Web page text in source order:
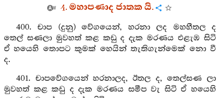
4. මහාපණාද ජාතක යි.
400. චාප (දුනු) වේගයෙන්, හරනා ලද මහහීතල ද
තෙල් සණලා මුවහත් කළ කඩු ද දැක මරණය එළැඹ සිටි
ඒ හයෙහි තොපට කුමක් හෙයින් තැතිගැන්මෙක් නො වී
ද.
401. චාපවේගයෙන් හරනාලද, ඊතල ද, තෙල්සණ ලා
මුවහත් කළ කඩු ද දැක මරණය සමීප වැ සිටි ඒ හයෙහි